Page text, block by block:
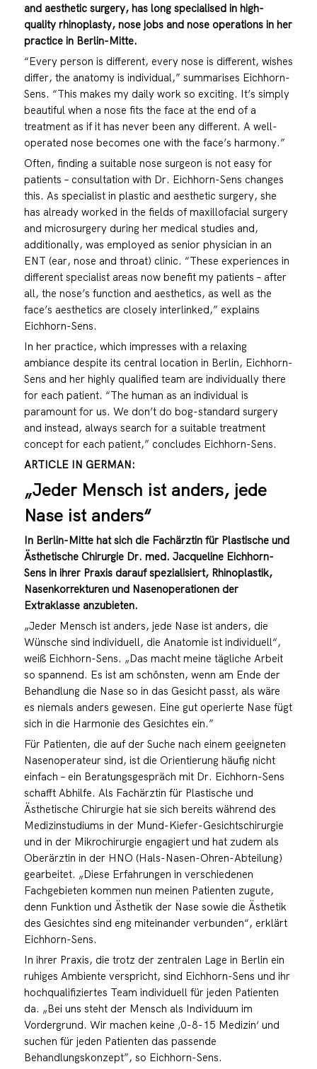
and aesthetic surgery, has long specialised in high-
quality rhinoplasty, nose jobs and nose operations in her
practice in Berlin-Mitte.
“Every person is different, every nose is different, wishes
differ, the anatomy is individual,” summarises Eichhorn-
Sens. “This makes my daily work so exciting. It’s simply
beautiful when a nose fits the face at the end of a
treatment as if it has never been any different. A well-
operated nose becomes one with the face’s harmony.”
Often, finding a suitable nose surgeon is not easy for
patients – consultation with Dr. Eichhorn-Sens changes
this. As specialist in plastic and aesthetic surgery, she
has already worked in the fields of maxillofacial surgery
and microsurgery during her medical studies and,
additionally, was employed as senior physician in an
ENT (ear, nose and throat) clinic. “These experiences in
different specialist areas now benefit my patients – after
all, the nose’s function and aesthetics, as well as the
face’s aesthetics are closely interlinked,” explains
Eichhorn-Sens.
In her practice, which impresses with a relaxing
ambiance despite its central location in Berlin, Eichhorn-
Sens and her highly qualified team are individually there
for each patient. “The human as an individual is
paramount for us. We don’t do bog-standard surgery
and instead, always search for a suitable treatment
concept for each patient,” concludes Eichhorn-Sens.
ARTICLE IN GERMAN:
„Jeder Mensch ist anders, jede
Nase ist anders“
In Berlin-Mitte hat sich die Fachärztin für Plastische und
Ästhetische Chirurgie Dr. med. Jacqueline Eichhorn-
Sens in ihrer Praxis darauf spezialisiert, Rhinoplastik,
Nasenkorrekturen und Nasenoperationen der
Extraklasse anzubieten.
„Jeder Mensch ist anders, jede Nase ist anders, die
Wünsche sind individuell, die Anatomie ist individuell“,
weiß Eichhorn-Sens. „Das macht meine tägliche Arbeit
so spannend. Es ist am schönsten, wenn am Ende der
Behandlung die Nase so in das Gesicht passt, als wäre
es niemals anders gewesen. Eine gut operierte Nase fügt
sich in die Harmonie des Gesichtes ein.”
Für Patienten, die auf der Suche nach einem geeigneten
Nasenoperateur sind, ist die Orientierung häufig nicht
einfach – ein Beratungsgespräch mit Dr. Eichhorn-Sens
schafft Abhilfe. Als Fachärztin für Plastische und
Ästhetische Chirurgie hat sie sich bereits während des
Medizinstudiums in der Mund-Kiefer-Gesichtschirurgie
und in der Mikrochirurgie engagiert und hat zudem als
Oberärztin in der HNO (Hals-Nasen-Ohren-Abteilung)
gearbeitet. „Diese Erfahrungen in verschiedenen
Fachgebieten kommen nun meinen Patienten zugute,
denn Funktion und Ästhetik der Nase sowie die Ästhetik
des Gesichtes sind eng miteinander verbunden“, erklärt
Eichhorn-Sens.
In ihrer Praxis, die trotz der zentralen Lage in Berlin ein
ruhiges Ambiente verspricht, sind Eichhorn-Sens und ihr
hochqualifiziertes Team individuell für jeden Patienten
da. „Bei uns steht der Mensch als Individuum im
Vordergrund. Wir machen keine ‚0-8-15 Medizin‘ und
suchen für jeden Patienten das passende
Behandlungskonzept”, so Eichhorn-Sens.